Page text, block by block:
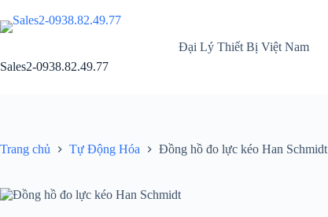
đến
phần
dung
Sales2-0938.82.49.77
Đại Lý Thiết Bị Việt Nam
Trang chủ Tự Động Hóa Đồng hồ đo lực kéo Han Schmidt